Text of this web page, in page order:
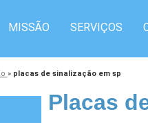
MISSÃO SERVIÇOS
» placas de sinalização em sp
Placas